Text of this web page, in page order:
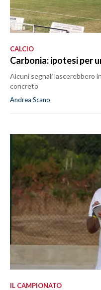
CALCIO
Carbonia: ipotesi per
Alcuni segnali lascerebbero
concreto
Andrea Scano
IL CAMPIONATO